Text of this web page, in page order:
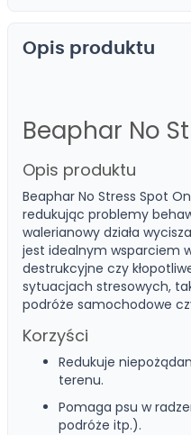
Opis produktu
Beaphar No
Opis produktu
Beaphar No Stress Spot
redukując problemy
walerianowy działa
jest idealnym wsparciem
destrukcyjne czy
sytuacjach stresowych,
podróże samochodowe
Korzyści
Redukuje
terenu.
Pomaga psu w
podróże itp.).